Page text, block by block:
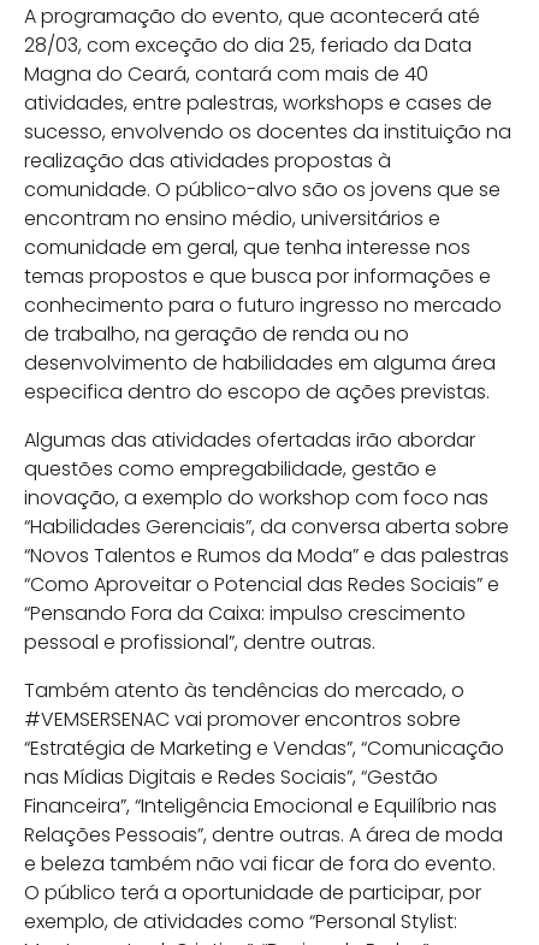
A programação do evento, que acontecerá até
28/03, com exceção do dia 25, feriado da Data
Magna do Ceará, contará com mais de 40
atividades, entre palestras, workshops e cases de
sucesso, envolvendo os docentes da instituição na
realização das atividades propostas à
comunidade. O público-alvo são os jovens que se
encontram no ensino médio, universitários e
comunidade em geral, que tenha interesse nos
temas propostos e que busca por informações e
conhecimento para o futuro ingresso no mercado
de trabalho, na geração de renda ou no
desenvolvimento de habilidades em alguma área
especifica dentro do escopo de ações previstas.
Algumas das atividades ofertadas irão abordar
questões como empregabilidade, gestão e
inovação, a exemplo do workshop com foco nas
“Habilidades Gerenciais”, da conversa aberta sobre
“Novos Talentos e Rumos da Moda” e das palestras
“Como Aproveitar o Potencial das Redes Sociais” e
“Pensando Fora da Caixa: impulso crescimento
pessoal e profissional”, dentre outras.
Também atento às tendências do mercado, o
#VEMSERSENAC vai promover encontros sobre
“Estratégia de Marketing e Vendas”, “Comunicação
nas Mídias Digitais e Redes Sociais”, “Gestão
Financeira”, “Inteligência Emocional e Equilíbrio nas
Relações Pessoais”, dentre outras. A área de moda
e beleza também não vai ficar de fora do evento.
O público terá a oportunidade de participar, por
exemplo, de atividades como “Personal Stylist: